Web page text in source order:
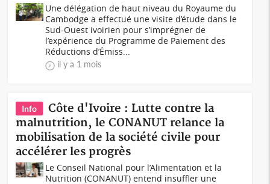
Une délégation de haut niveau du Royaume du
Cambodge a effectué une visite d’étude dans le
Sud-Ouest ivoirien pour s’imprégner de
l’expérience du Programme de Paiement des
Réductions d’Émiss...
il y a 1 mois
Info
Côte d'Ivoire : Lutte contre la
malnutrition, le CONANUT relance la
mobilisation de la société civile pour
accélérer les progrès
Le Conseil National pour l’Alimentation et la
Nutrition (CONANUT) entend insuffler une